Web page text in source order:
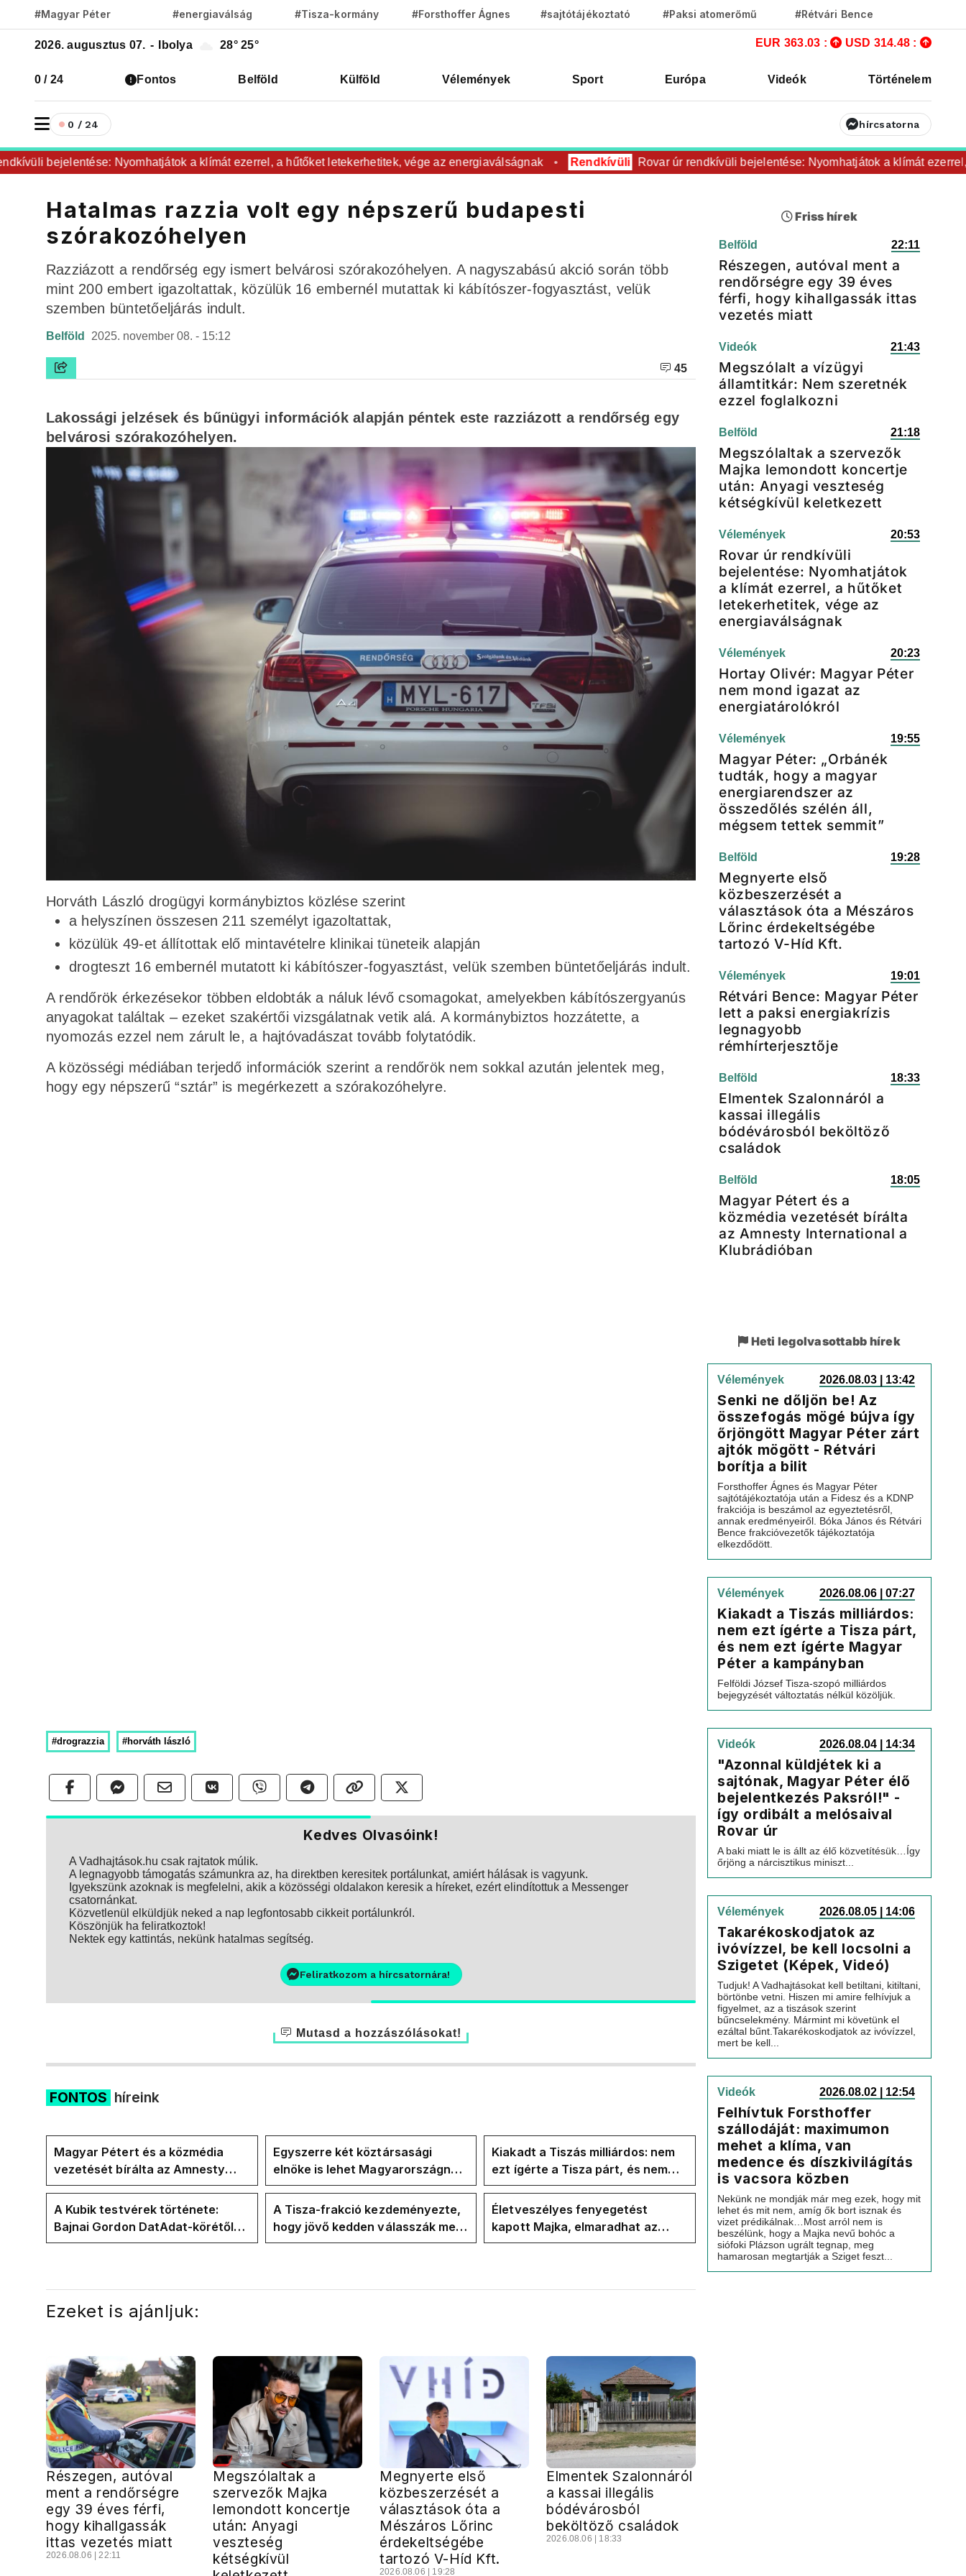
#Magyar Péter #energiaválság #Tisza-kormány #Forsthoffer Ágnes #sajtótájékoztató #Paksi atomerőmű #Rétvári Bence
2026. augusztus 07. - Ibolya 28° 25° EUR 363.03 : USD 314.48 :
0 / 24 Fontos Belföld Külföld Vélemények Sport Európa Videók Történelem
0 / 24 hírcsatorna
bejelentése: Nyomhatjátok a klímát ezerrel, a hűtőket letekerhetitek, vége az energiaválságnak Rendkívüli Rovar úr rendkívüli bejelentése: Nyomhatjátok a klímát ezerrel, a
Hatalmas razzia volt egy népszerű budapesti
szórakozóhelyen
Razziázott a rendőrség egy ismert belvárosi szórakozóhelyen. A nagyszabású akció során több
mint 200 embert igazoltattak, közülük 16 embernél mutattak ki kábítószer-fogyasztást, velük
szemben büntetőeljárás indult.
Belföld 2025. november 08. - 15:12
45
Lakossági jelzések és bűnügyi információk alapján péntek este razziázott a rendőrség egy
belvárosi szórakozóhelyen.
Horváth László drogügyi kormánybiztos közlése szerint
a helyszínen összesen 211 személyt igazoltattak,
közülük 49-et állítottak elő mintavételre klinikai tüneteik alapján
drogteszt 16 embernél mutatott ki kábítószer-fogyasztást, velük szemben büntetőeljárás indult.
A rendőrök érkezésekor többen eldobták a náluk lévő csomagokat, amelyekben kábítószergyanús
anyagokat találtak – ezeket szakértői vizsgálatnak vetik alá. A kormánybiztos hozzátette, a
nyomozás ezzel nem zárult le, a hajtóvadászat tovább folytatódik.
A közösségi médiában terjedő információk szerint a rendőrök nem sokkal azután jelentek meg,
hogy egy népszerű “sztár” is megérkezett a szórakozóhelyre.
#drograzzia #horváth lászló
Kedves Olvasóink!
A Vadhajtások.hu csak rajtatok múlik.
A legnagyobb támogatás számunkra az, ha direktben keresitek portálunkat, amiért hálásak is vagyunk.
Igyekszünk azoknak is megfelelni, akik a közösségi oldalakon keresik a híreket, ezért elindítottuk a Messenger
csatornánkat.
Közvetlenül elküldjük neked a nap legfontosabb cikkeit portálunkról.
Köszönjük ha feliratkoztok!
Nektek egy kattintás, nekünk hatalmas segítség.
Feliratkozom a hírcsatornára!
Mutasd a hozzászólásokat!
FONTOS híreink
Magyar Pétert és a közmédia
vezetését bírálta az Amnesty
International a Klubrádióban
Egyszerre két köztársasági
elnöke is lehet Magyarországnak
jövő hétre
Kiakadt a Tiszás milliárdos: nem
ezt ígérte a Tisza párt, és nem
ezt ígérte Magyar Péter a
kampányban
A Kubik testvérek története:
Bajnai Gordon DatAdat-körétől
az ECDA-n át Magyar Péter
A Tisza-frakció kezdeményezte,
hogy jövő kedden válasszák meg
az új köztársasági elnököt
Életveszélyes fenyegetést
kapott Majka, elmaradhat az
erdélyi koncertje
Ezeket is ajánljuk:
Részegen, autóval
ment a rendőrségre
egy 39 éves férfi,
hogy kihallgassák
ittas vezetés miatt
2026.08.06 | 22:11
Megszólaltak a
szervezők Majka
lemondott koncertje
után: Anyagi
veszteség
kétségkívül
Megnyerte első
közbeszerzését a
választások óta a
Mészáros Lőrinc
érdekeltségébe
tartozó V-Híd Kft.
2026.08.06 | 19:28
Elmentek Szalonnáról
a kassai illegális
bódévárosból
beköltöző családok
2026.08.06 | 18:33
Friss hírek
Belföld 22:11
Részegen, autóval ment a
rendőrségre egy 39 éves
férfi, hogy kihallgassák ittas
vezetés miatt
Videók 21:43
Megszólalt a vízügyi
államtitkár: Nem szeretnék
ezzel foglalkozni
Belföld 21:18
Megszólaltak a szervezők
Majka lemondott koncertje
után: Anyagi veszteség
kétségkívül keletkezett
Vélemények 20:53
Rovar úr rendkívüli
bejelentése: Nyomhatjátok
a klímát ezerrel, a hűtőket
letekerhetitek, vége az
energiaválságnak
Vélemények 20:23
Hortay Olivér: Magyar Péter
nem mond igazat az
energiatárolókról
Vélemények 19:55
Magyar Péter: „Orbánék
tudták, hogy a magyar
energiarendszer az
összedőlés szélén áll,
mégsem tettek semmit”
Belföld 19:28
Megnyerte első
közbeszerzését a
választások óta a Mészáros
Lőrinc érdekeltségébe
tartozó V-Híd Kft.
Vélemények 19:01
Rétvári Bence: Magyar Péter
lett a paksi energiakrízis
legnagyobb
rémhírterjesztője
Belföld 18:33
Elmentek Szalonnáról a
kassai illegális
bódévárosból beköltöző
családok
Belföld 18:05
Magyar Pétert és a
közmédia vezetését bírálta
az Amnesty International a
Klubrádióban
Heti legolvasottabb hírek
Vélemények 2026.08.03 | 13:42
Senki ne dőljön be! Az
összefogás mögé bújva így
őrjöngött Magyar Péter zárt
ajtók mögött - Rétvári
borítja a bilit
Forsthoffer Ágnes és Magyar Péter
sajtótájékoztatója után a Fidesz és a KDNP
frakciója is beszámol az egyeztetésről,
annak eredményeiről. Bóka János és Rétvári
Bence frakcióvezetők tájékoztatója
elkezdődött.
Vélemények 2026.08.06 | 07:27
Kiakadt a Tiszás milliárdos:
nem ezt ígérte a Tisza párt,
és nem ezt ígérte Magyar
Péter a kampányban
Felföldi József Tisza-szopó milliárdos
bejegyzését változtatás nélkül közöljük.
Videók 2026.08.04 | 14:34
"Azonnal küldjétek ki a
sajtónak, Magyar Péter élő
bejelentkezés Paksról!" -
így ordibált a melósaival
Rovar úr
A baki miatt le is állt az élő közvetítésük…Így
őrjöng a nárcisztikus miniszt...
Vélemények 2026.08.05 | 14:06
Takarékoskodjatok az
ivóvízzel, be kell locsolni a
Szigetet (Képek, Videó)
Tudjuk! A Vadhajtásokat kell betiltani, kitiltani,
börtönbe vetni. Hiszen mi amire felhívjuk a
figyelmet, az a tiszások szerint
bűncselekmény. Mármint mi követünk el
ezáltal bűnt.Takarékoskodjatok az ivóvízzel,
mert be kell...
Videók 2026.08.02 | 12:54
Felhívtuk Forsthoffer
szállodáját: maximumon
mehet a klíma, van
medence és díszkivilágítás
is vacsora közben
Nekünk ne mondják már meg ezek, hogy mit
lehet és mit nem, amíg ők bort isznak és
vizet prédikálnak…Most arról nem is
beszélünk, hogy a Majka nevű bohóc a
siófoki Plázson ugrált tegnap, meg
hamarosan megtartják a Sziget feszt...